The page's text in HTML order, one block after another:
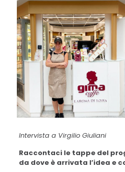
Intervista a Virgilio Giuliani
Raccontaci le tappe del
da dove è arrivata l’idea e